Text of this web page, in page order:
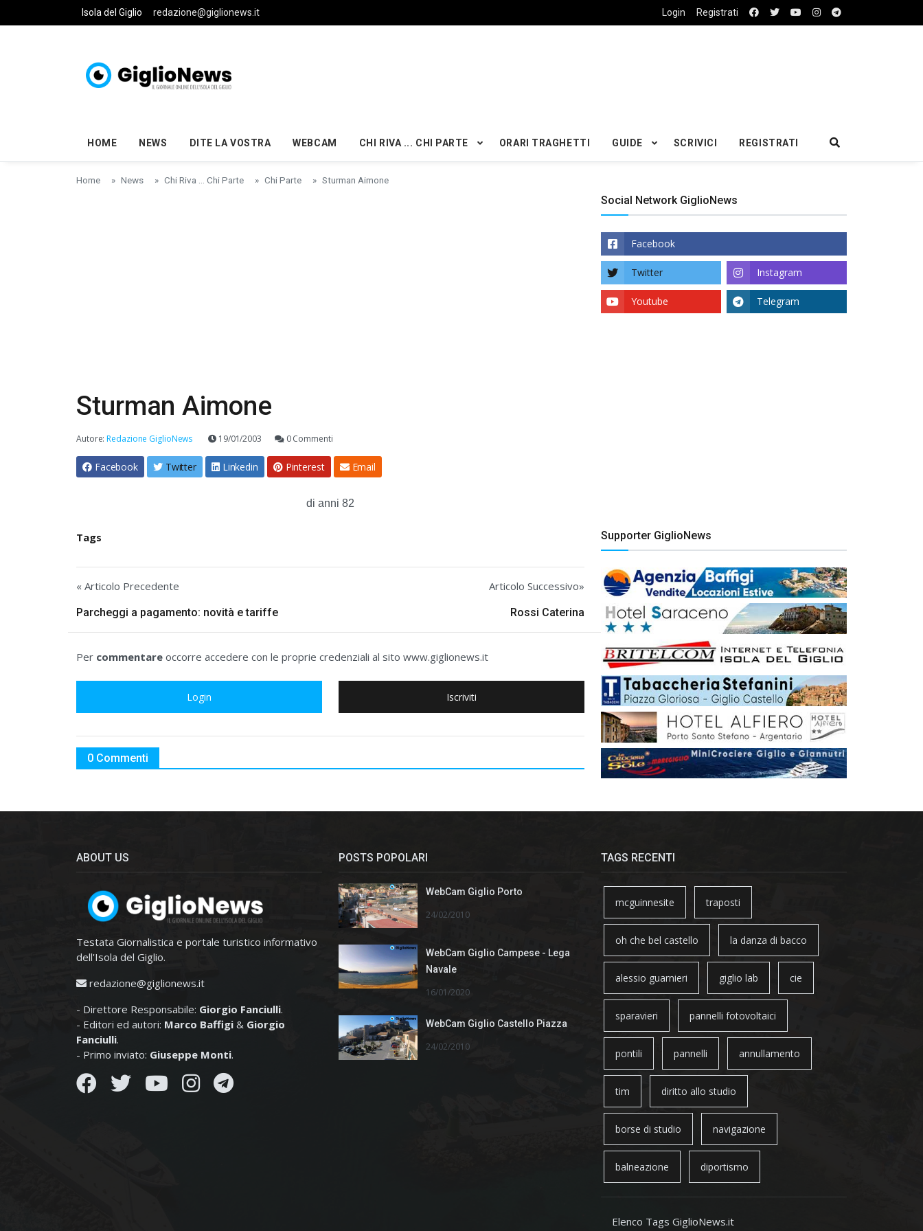
Skip to main content
Isola del Giglio redazione@giglionews.it Login Registrati
HOME NEWS DITE LA VOSTRA WEBCAM CHI RIVA ... CHI PARTE ORARI TRAGHETTI GUIDE SCRIVICI REGISTRATI
Home News Chi Riva ... Chi Parte Chi Parte Sturman Aimone
Sturman Aimone
Autore:Redazione GiglioNews 19/01/2003 0 Commenti
Facebook Twitter Linkedin Pinterest Email
di anni 82
Tags
« Articolo Precedente
Parcheggi a pagamento: novità e tariffe
Articolo Successivo»
Rossi Caterina
Per commentare occorre accedere con le proprie credenziali al sito www.giglionews.it
Login Iscriviti
0 Commenti
Social Network GiglioNews
Facebook
Twitter Instagram
Youtube Telegram
Supporter GiglioNews
ABOUT US
Testata Giornalistica e portale turistico informativo
dell'Isola del Giglio.
redazione@giglionews.it
- Direttore Responsabile: Giorgio Fanciulli.
- Editori ed autori: Marco Baffigi & Giorgio
Fanciulli.
- Primo inviato: Giuseppe Monti.
POSTS POPOLARI
WebCam Giglio Porto
24/02/2010
WebCam Giglio Campese - Lega
Navale
16/01/2020
WebCam Giglio Castello Piazza
24/02/2010
TAGS RECENTI
mcguinnesite traposti
oh che bel castello la danza di bacco
alessio guarnieri giglio lab cie
sparavieri pannelli fotovoltaici
pontili pannelli annullamento
tim diritto allo studio
borse di studio navigazione
balneazione diportismo
Elenco Tags GiglioNews.it